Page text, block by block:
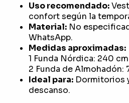
Uso recomendado:
confort según la
Material:No
WhatsApp.
Medidas aproximadas:
1 Funda Nórdica: 240
2 Funda de Almohadón:
Ideal para:Dormitorios
descanso.